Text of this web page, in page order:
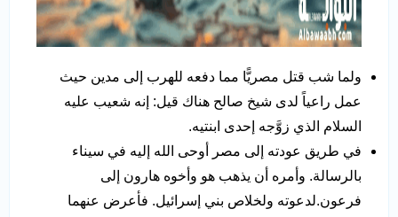
ولما شب قتل مصريًّا مما دفعه للهرب إلى مدين حيث
عمل راعياً لدى شيخ صالح هناك قيل: إنه شعيب عليه
السلام الذي زوَّجه إحدى ابنتيه.
في طريق عودته إلى مصر أوحى الله إليه في سيناء
بالرسالة. وأمره أن يذهب هو وأخوه هارون إلى
فرعون.لدعوته ولخلاص بني إسرائيل. فأعرض عنهما